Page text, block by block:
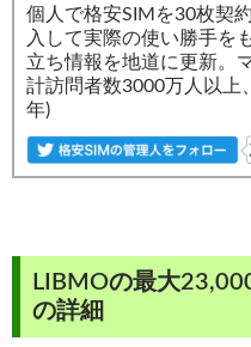
個人で格安SIMを30枚契
入して実際の使い勝手を
立ち情報を地道に更新。
計訪問者数3000万人以上
年)
LIBMOの最大
の詳細